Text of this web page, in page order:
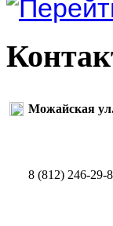
Можайская
8 (812) 246-29-